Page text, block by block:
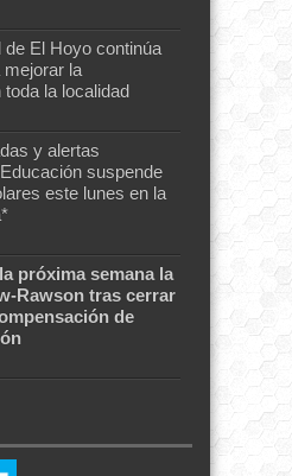
de El Hoyo continúa
mejorar la
la localidad
y alertas
suspende
este lunes en la
próxima semana la
Rawson tras cerrar
de